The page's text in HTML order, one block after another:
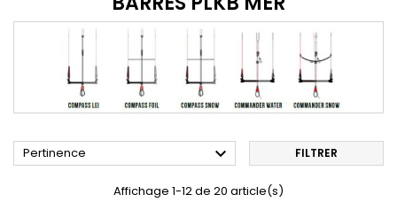
Pertinence  FILTRER
Affichage 1-12 de 20 article(s)